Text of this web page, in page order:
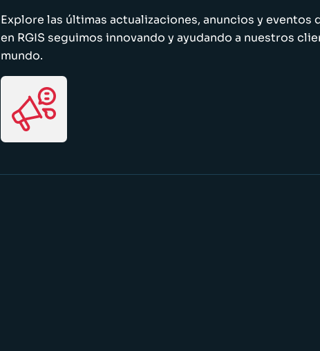
Explore las últimas actualizaciones, anuncios y eventos
en RGIS seguimos innovando y ayudando a nuestros
mundo.